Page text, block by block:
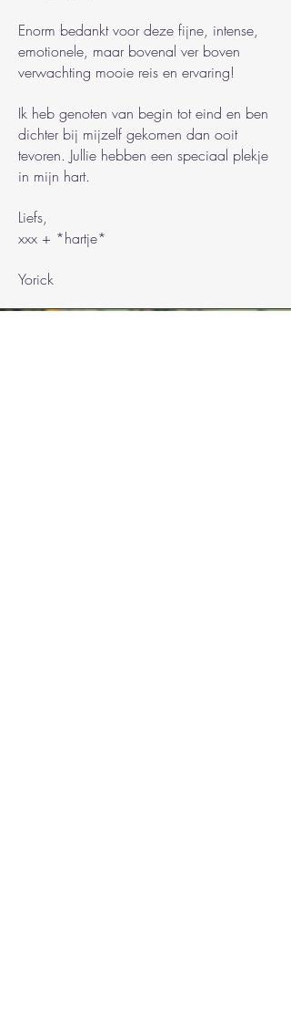
Enorm bedankt voor deze fijne, intense,
emotionele, maar bovenal ver boven
verwachting mooie reis en ervaring!
Ik heb genoten van begin tot eind en ben
dichter bij mijzelf gekomen dan ooit
tevoren. Jullie hebben een speciaal plekje
in mijn hart.
Liefs,
xxx + *hartje*
Yorick